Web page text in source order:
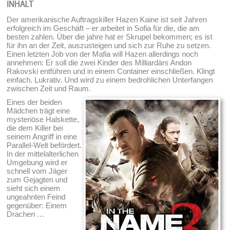
INHALT
Der amerikanische Auftragskiller Hazen Kaine ist seit Jahren
erfolgreich im Geschäft – er arbeitet in Sofia für die, die am
besten zahlen. Über die jahre hat er Skrupel bekommen; es ist
für ihn an der Zeit, auszusteigen und sich zur Ruhe zu setzen.
Einen letzten Job von der Mafia will Hazen allerdings noch
annehmen: Er soll die zwei Kinder des Milliardärs Andon
Rakovski entführen und in einem Container einschließen. Klingt
einfach. Lukrativ. Und wird zu einem bedrohlichen Unterfangen
zwischen Zeit und Raum.
Eines der beiden
Mädchen trägt eine
mysteriöse Halskette,
die dem Killer bei
seinem Angriff in eine
Parallel-Welt befördert.
In der mittelalterlichen
Umgebung wird er
schnell vom Jäger
zum Gejagten und
sieht sich einem
ungeahnten Feind
gegenüber: Einem
Drachen …